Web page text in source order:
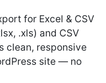
for Excel & CSV
.xls) and CSV
clean, responsive
site — no